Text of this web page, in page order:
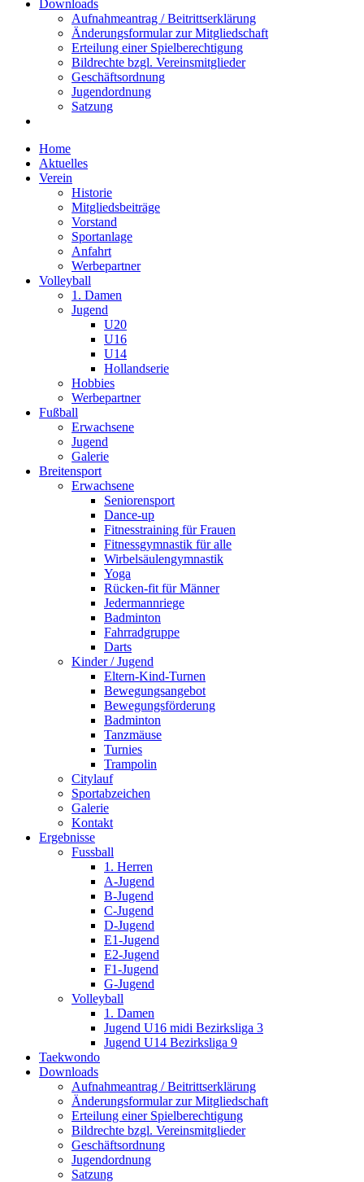
Downloads
Aufnahmeantrag / Beitrittserklärung
Änderungsformular zur Mitgliedschaft
Erteilung einer Spielberechtigung
Bildrechte bzgl. Vereinsmitglieder
Geschäftsordnung
Jugendordnung
Satzung
Home
Aktuelles
Verein
Historie
Mitgliedsbeiträge
Vorstand
Sportanlage
Anfahrt
Werbepartner
Volleyball
1. Damen
Jugend
U20
U16
U14
Hollandserie
Hobbies
Werbepartner
Fußball
Erwachsene
Jugend
Galerie
Breitensport
Erwachsene
Seniorensport
Dance-up
Fitnesstraining für Frauen
Fitnessgymnastik für alle
Wirbelsäulengymnastik
Yoga
Rücken-fit für Männer
Jedermannriege
Badminton
Fahrradgruppe
Darts
Kinder / Jugend
Eltern-Kind-Turnen
Bewegungsangebot
Bewegungsförderung
Badminton
Tanzmäuse
Turnies
Trampolin
Citylauf
Sportabzeichen
Galerie
Kontakt
Ergebnisse
Fussball
1. Herren
A-Jugend
B-Jugend
C-Jugend
D-Jugend
E1-Jugend
E2-Jugend
F1-Jugend
G-Jugend
Volleyball
1. Damen
Jugend U16 midi Bezirksliga 3
Jugend U14 Bezirksliga 9
Taekwondo
Downloads
Aufnahmeantrag / Beitrittserklärung
Änderungsformular zur Mitgliedschaft
Erteilung einer Spielberechtigung
Bildrechte bzgl. Vereinsmitglieder
Geschäftsordnung
Jugendordnung
Satzung